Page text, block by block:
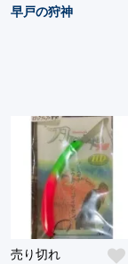
早戸の狩神
売り切れ